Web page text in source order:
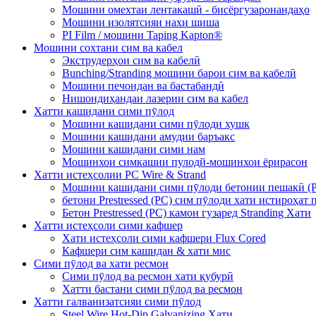
Мошини омехтаи лентакашӣ - бисёргузаронандаҳо
Мошини изолятсияи нахи шиша
PI Film / мошини Taping Kapton®
Мошини сохтани сим ва кабел
Экструдерҳои сим ва кабелӣ
Bunching/Stranding мошини барои сим ва кабелӣ
Мошини печондан ва бастабандӣ
Нишондиҳандаи лазерии сим ва кабел
Хатти кашидани сими пӯлод
Мошини кашидани сими пӯлоди хушк
Мошини кашидани амудии баръакс
Мошини кашидани сими нам
Мошинхои симкашии пулодй-мошинхои ёрирасон
Хатти истеҳсолии PC Wire & Strand
Мошини кашидани сими пӯлоди бетонии пешакӣ
бетони Prestressed (PC) сим пӯлоди хати истироҳат
Бетон Prestressed (PC) камон гузаред Stranding Хати
Хатти истеҳсоли сими кафшер
Хати истеҳсоли сими кафшери Flux Cored
Кафшери сим кашидан & хати мис
Сими пӯлод ва хати ресмон
Сими пӯлод ва ресмон хати қубурӣ
Хатти бастани сими пӯлод ва ресмон
Хатти галванизатсияи сими пӯлод